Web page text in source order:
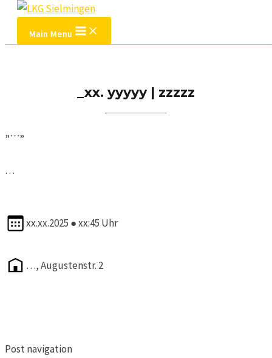
Zum Inhalt springen
Main Menu
_xx. yyyyy | zzzzz
„…„
…
xx.xx.2025 ● xx:45 Uhr
…, Augustenstr. 2
Post navigation